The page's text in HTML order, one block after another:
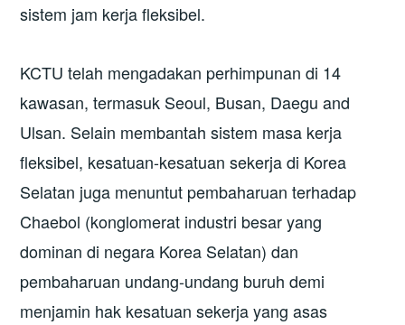
sistem jam kerja fleksibel.
KCTU telah mengadakan perhimpunan di 14
kawasan, termasuk Seoul, Busan, Daegu and
Ulsan. Selain membantah sistem masa kerja
fleksibel, kesatuan-kesatuan sekerja di Korea
Selatan juga menuntut pembaharuan terhadap
Chaebol (konglomerat industri besar yang
dominan di negara Korea Selatan) dan
pembaharuan undang-undang buruh demi
menjamin hak kesatuan sekerja yang asas